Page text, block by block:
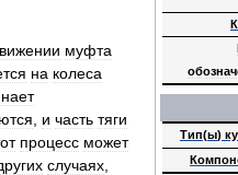
Тип(ы)
муфта
на колеса
и часть тяги
процесс может
случаях